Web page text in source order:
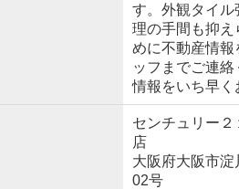
す。外観タイル
理の手間も抑
めに不動産情報
ッフまでご連
情報をいち早く
センチュリー
店
大阪府大阪市
02号